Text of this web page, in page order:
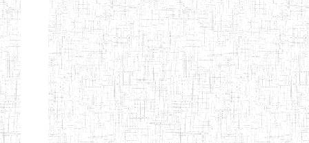
Nature
Arrondissement